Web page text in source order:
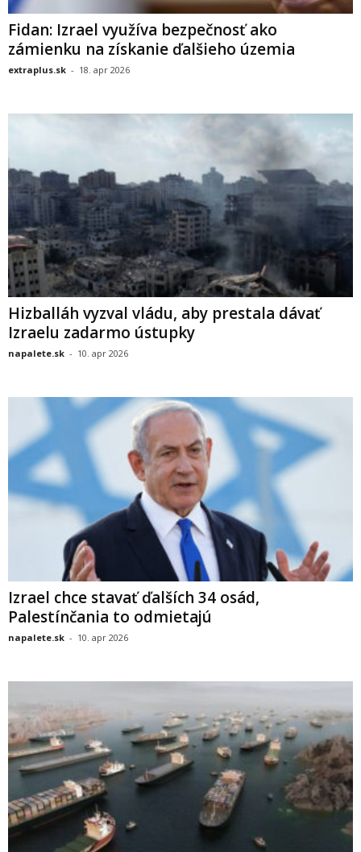
Fidan: Izrael využíva bezpečnosť ako
zámienku na získanie ďalšieho územia
extraplus.sk - 18. apr 2026
Hizballáh vyzval vládu, aby prestala dávať
Izraelu zadarmo ústupky
napalete.sk - 10. apr 2026
Izrael chce stavať ďalších 34 osád,
Palestínčania to odmietajú
napalete.sk - 10. apr 2026